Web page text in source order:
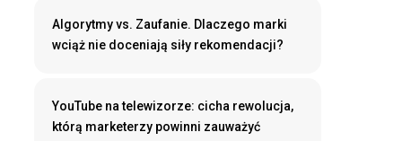
Algorytmy vs. Zaufanie. Dlaczego marki
wciąż nie doceniają siły rekomendacji?
YouTube na telewizorze: cicha rewolucja,
którą marketerzy powinni zauważyć